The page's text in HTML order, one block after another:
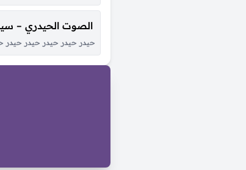
الصوت الحيدري –
حيدر حيدر حيدر حيدر حيدر